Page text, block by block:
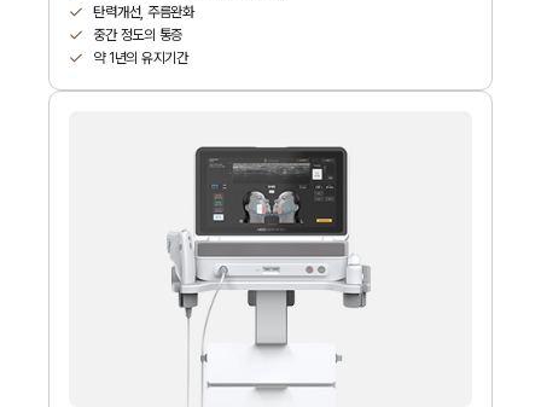
탄력개선, 주름완화
중간 정도의 통증
약 1년의 유지기간